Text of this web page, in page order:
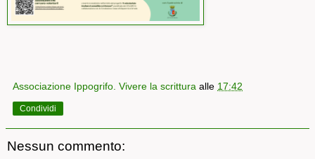
Associazione Ippogrifo. Vivere la scrittura alle 17:42
Condividi
Nessun commento: